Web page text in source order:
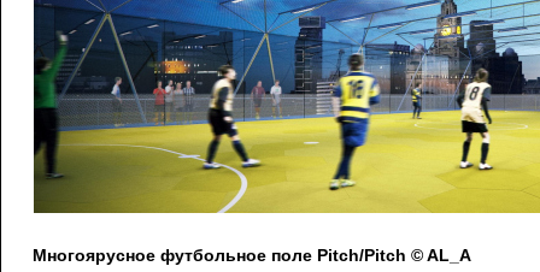
Многоярусное футбольное поле Pitch/Pitch © AL_A